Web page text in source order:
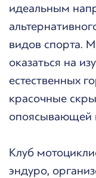
идеальным
видов спорта.
оказаться на
естественных
красочные
опоясывающей
Клуб
эндуро,